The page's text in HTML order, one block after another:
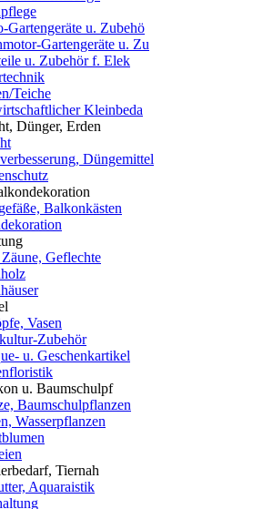
Gartengeräte u. Zubehö
Gartengeräte u. Zu
u. Zubehör f. Elek
Teiche
Kleinbeda
Dünger, Erden
Düngemittel
Balkonkästen
Geflechte
Vasen
Zubehör
u. Geschenkartikel
u. Baumschulpf
Baumschulpflanzen
Wasserpflanzen
Tiernah
Aquaraistik